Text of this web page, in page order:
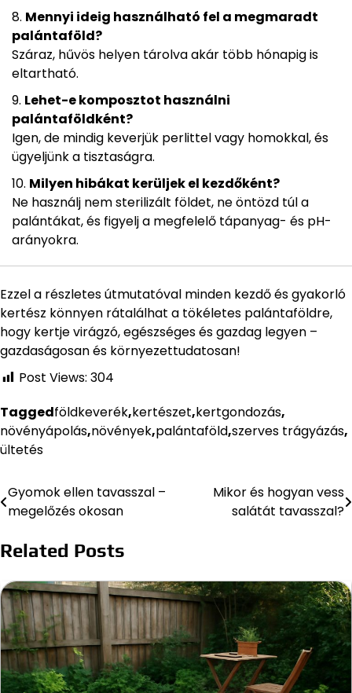
Mennyi ideig használható fel a megmaradt
palántaföld?
Száraz, hűvös helyen tárolva akár több hónapig is
eltartható.
Lehet-e komposztot használni
palántaföldként?
Igen, de mindig keverjük perlittel vagy homokkal, és
ügyeljünk a tisztaságra.
Milyen hibákat kerüljek el kezdőként?
Ne használj nem sterilizált földet, ne öntözd túl a
palántákat, és figyelj a megfelelő tápanyag- és pH-
arányokra.
Ezzel a részletes útmutatóval minden kezdő és gyakorló
kertész könnyen rátalálhat a tökéletes palántaföldre,
hogy kertje virágzó, egészséges és gazdag legyen –
gazdaságosan és környezettudatosan!
Post Views: 304
Taggedföldkeverék,kertészet,kertgondozás,
növényápolás,növények,palántaföld,szerves trágyázás,
ültetés
Bejegyzés
navigáció
Gyomok ellen tavasszal –
megelőzés okosan
Mikor és hogyan vess
salátát tavasszal?
Related Posts